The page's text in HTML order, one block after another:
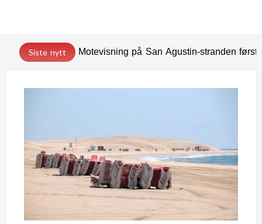
Siste nytt Motevisning på San Agustin-stranden